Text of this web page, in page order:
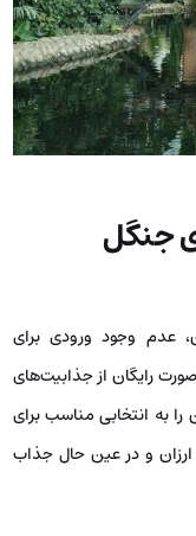
جنگل
عدم وجود ورودی برای
رایگان از جذابیت‌های
به انتخابی مناسب برای
و در عین حال جذاب